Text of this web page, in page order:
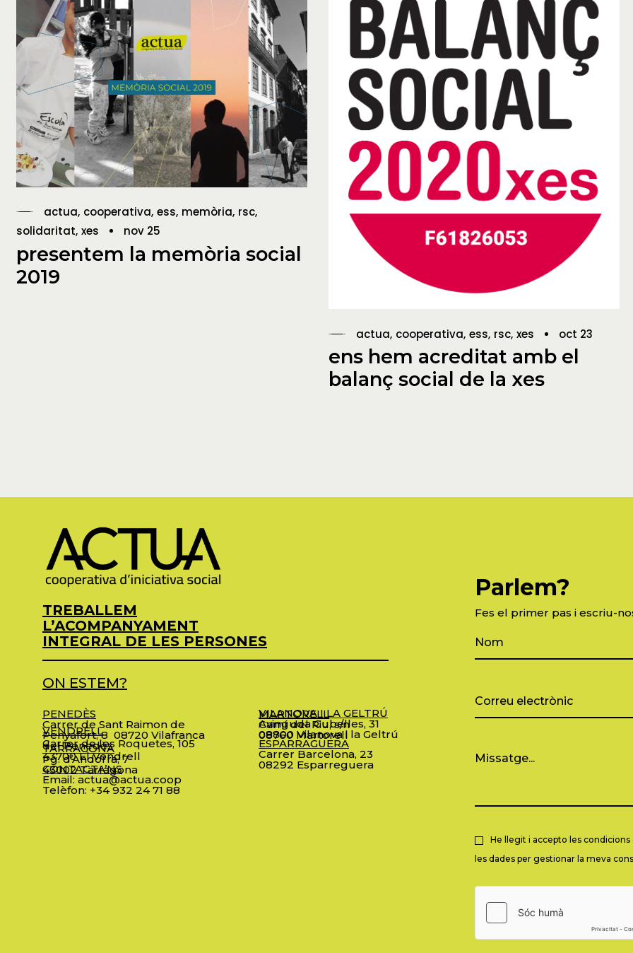
actua cooperativa ess memòria rsc
solidaritat xes nov 25
presentem la memòria social
2019
actua cooperativa ess rsc xes oct 23
ens hem acreditat amb el
balanç social de la xes
TREBALLEM
L’ACOMPANYAMENT
INTEGRAL DE LES PERSONES
ON ESTEM?
PENEDÈS
Carrer de Sant Raimon de
Penyafort, 8 08720 Vilafranca
del Penedès
VENDRELL
Carrer de les Roquetes, 105
43700 El Vendrell
TARRAGONA
Pg. d’Andorra, 7
43002 Tarragona
CONTACTA’NS
Email: actua@actua.coop
Telèfon: +34 932 24 71 88
MARTORELL
Camí del Riu, s/n
08760 Martorell
VILANOVA I LA GELTRÚ
Avinguda Cubelles, 31
08800 Vilanova i la Geltrú
ESPARRAGUERA
Carrer Barcelona, 23
08292 Esparreguera
Parlem?
Fes el primer pas i escriu-
He llegit i accepto les
les dades per gestionar la meva